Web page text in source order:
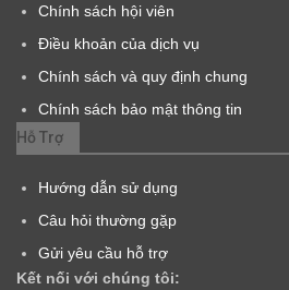
Chính sách hội viên
Điều khoản của dịch vụ
Chính sách và quy định chung
Chính sách bảo mật thông tin
Hỗ Trợ
Hướng dẫn sử dụng
Câu hỏi thường gặp
Gửi yêu cầu hỗ trợ
Kết nối với chúng tôi: